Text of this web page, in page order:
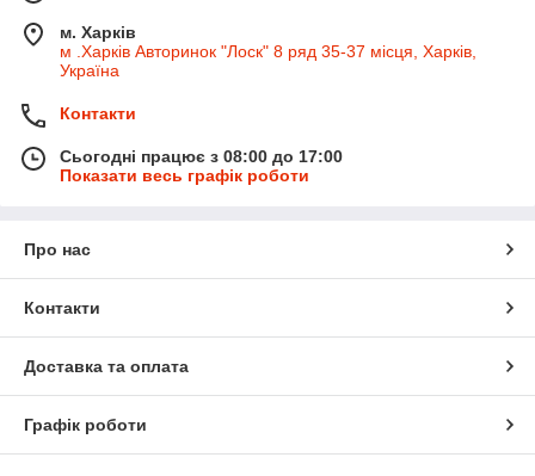
м. Харків
м .Харків Авторинок "Лоск" 8 ряд 35-37 місця, Харків,
Україна
Контакти
Сьогодні працює з 08:00 до 17:00
Показати весь графік роботи
Про нас
Контакти
Доставка та оплата
Графік роботи